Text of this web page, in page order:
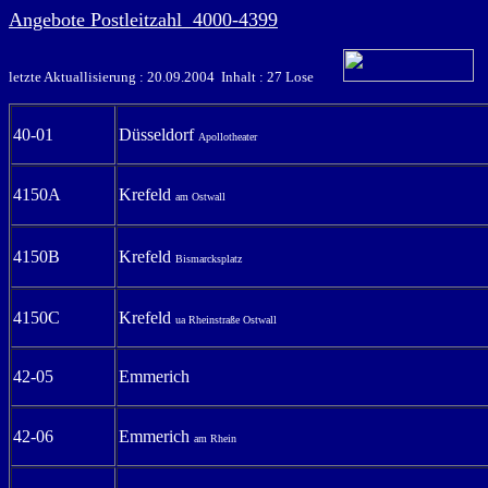
Angebote Postleitzahl 4000-4399
letzte Aktuallisierung : 20.09.2004 Inhalt : 27 Lose
40-01 Düsseldorf Apollotheater
4150A Krefeld am Ostwall
4150B Krefeld Bismarcksplatz
4150C Krefeld ua Rheinstraße Ostwall
42-05 Emmerich
42-06 Emmerich am Rhein